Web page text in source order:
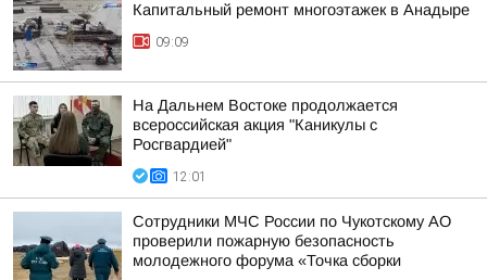
Капитальный ремонт многоэтажек в Анадыре
09:09
На Дальнем Востоке продолжается
всероссийская акция "Каникулы с
Росгвардией"
12:01
Сотрудники МЧС России по Чукотскому АО
проверили пожарную безопасность
молодежного форума «Точка сборки